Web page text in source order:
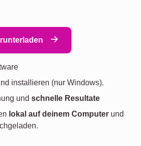
installieren (nur Windows).
undschnelle Resultate
lokal auf deinem Computer und